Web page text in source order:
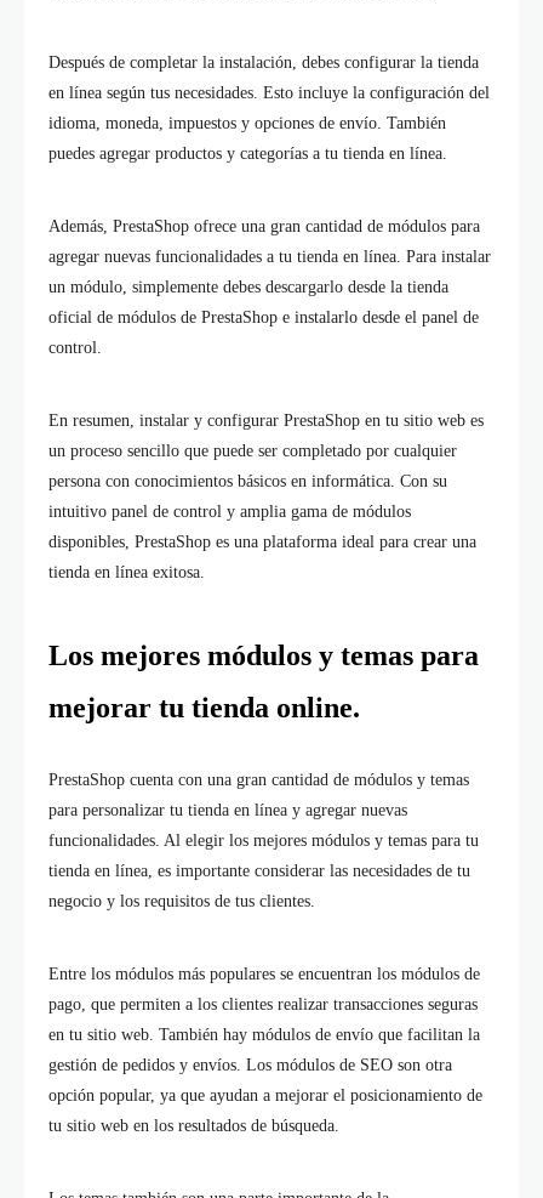
Después de completar la instalación, debes configurar la tienda
en línea según tus necesidades. Esto incluye la configuración del
idioma, moneda, impuestos y opciones de envío. También
puedes agregar productos y categorías a tu tienda en línea.
Además, PrestaShop ofrece una gran cantidad de módulos para
agregar nuevas funcionalidades a tu tienda en línea. Para instalar
un módulo, simplemente debes descargarlo desde la tienda
oficial de módulos de PrestaShop e instalarlo desde el panel de
control.
En resumen, instalar y configurar PrestaShop en tu sitio web es
un proceso sencillo que puede ser completado por cualquier
persona con conocimientos básicos en informática. Con su
intuitivo panel de control y amplia gama de módulos
disponibles, PrestaShop es una plataforma ideal para crear una
tienda en línea exitosa.
Los mejores módulos y temas para
mejorar tu tienda online.
PrestaShop cuenta con una gran cantidad de módulos y temas
para personalizar tu tienda en línea y agregar nuevas
funcionalidades. Al elegir los mejores módulos y temas para tu
tienda en línea, es importante considerar las necesidades de tu
negocio y los requisitos de tus clientes.
Entre los módulos más populares se encuentran los módulos de
pago, que permiten a los clientes realizar transacciones seguras
en tu sitio web. También hay módulos de envío que facilitan la
gestión de pedidos y envíos. Los módulos de SEO son otra
opción popular, ya que ayudan a mejorar el posicionamiento de
tu sitio web en los resultados de búsqueda.